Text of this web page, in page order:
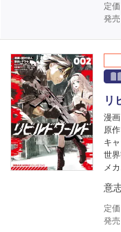
定価
発
リ
漫
原
キ
世
メ
意
定価
発